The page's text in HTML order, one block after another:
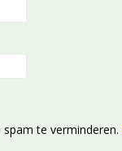
te verminderen.